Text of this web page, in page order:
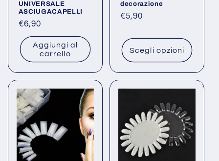
UNIVERSALE
ASCIUGACAPELLI
Prezzo
listino
€6,90
Aggiungi al
carrello
decorazione
Prezzo
listino
€5,90
Scegli opzioni